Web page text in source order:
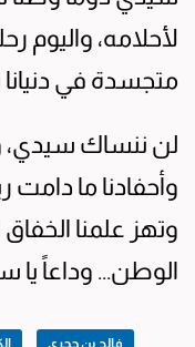
لأحلامه، واليوم
متجسدة في
لن ننساك سيدي،
وأحفادنا ما دامت
وتهز علمنا
الوطن... وداعاً يا
فالح بن حجري